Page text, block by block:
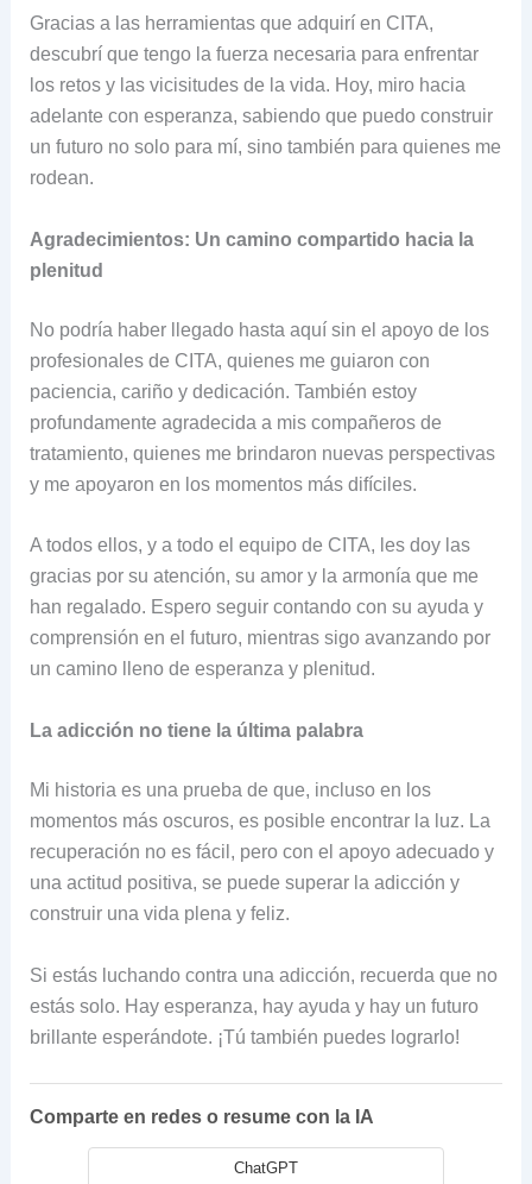
Gracias a las herramientas que adquirí en CITA,
descubrí que tengo la fuerza necesaria para enfrentar
los retos y las vicisitudes de la vida. Hoy, miro hacia
adelante con esperanza, sabiendo que puedo construir
un futuro no solo para mí, sino también para quienes me
rodean.
Agradecimientos: Un camino compartido hacia la
plenitud
No podría haber llegado hasta aquí sin el apoyo de los
profesionales de CITA, quienes me guiaron con
paciencia, cariño y dedicación. También estoy
profundamente agradecida a mis compañeros de
tratamiento, quienes me brindaron nuevas perspectivas
y me apoyaron en los momentos más difíciles.
A todos ellos, y a todo el equipo de CITA, les doy las
gracias por su atención, su amor y la armonía que me
han regalado. Espero seguir contando con su ayuda y
comprensión en el futuro, mientras sigo avanzando por
un camino lleno de esperanza y plenitud.
La adicción no tiene la última palabra
Mi historia es una prueba de que, incluso en los
momentos más oscuros, es posible encontrar la luz. La
recuperación no es fácil, pero con el apoyo adecuado y
una actitud positiva, se puede superar la adicción y
construir una vida plena y feliz.
Si estás luchando contra una adicción, recuerda que no
estás solo. Hay esperanza, hay ayuda y hay un futuro
brillante esperándote. ¡Tú también puedes lograrlo!
Comparte en redes o resume con la IA
ChatGPT